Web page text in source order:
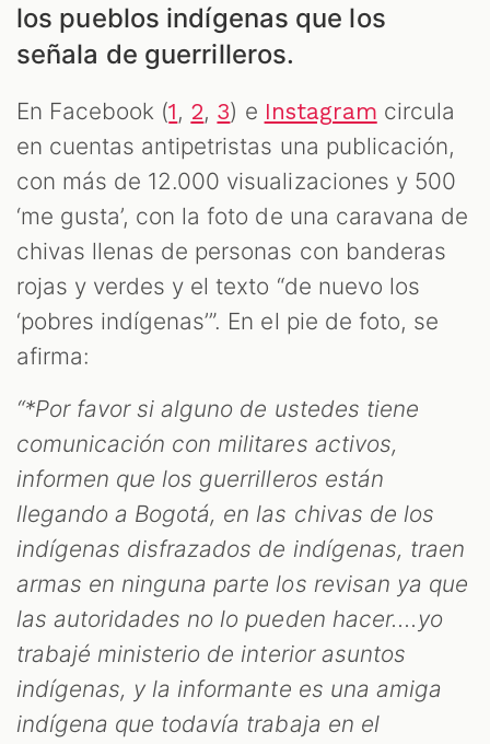
los pueblos indígenas que los
señala de guerrilleros.
En Facebook (1, 2, 3) e Instagram circula
en cuentas antipetristas una publicación,
con más de 12.000 visualizaciones y 500
‘me gusta’, con la foto de una caravana de
chivas llenas de personas con banderas
rojas y verdes y el texto “de nuevo los
‘pobres indígenas’”. En el pie de foto, se
afirma:
“*Por favor si alguno de ustedes tiene
comunicación con militares activos,
informen que los guerrilleros están
llegando a Bogotá, en las chivas de los
indígenas disfrazados de indígenas, traen
armas en ninguna parte los revisan ya que
las autoridades no lo pueden hacer....yo
trabajé ministerio de interior asuntos
indígenas, y la informante es una amiga
indígena que todavía trabaja en el